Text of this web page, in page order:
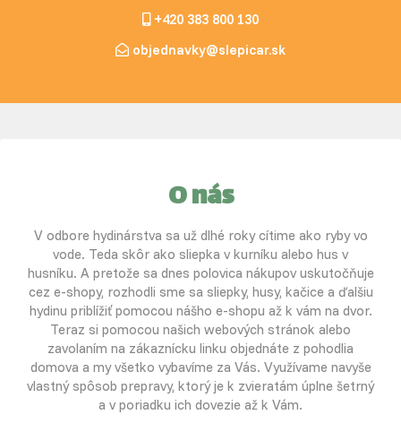
+420 383 800 130
objednavky@slepicar.sk
O nás
V odbore hydinárstva sa už dlhé roky cítime ako ryby vo
vode. Teda skôr ako sliepka v kurníku alebo hus v
husníku. A pretože sa dnes polovica nákupov uskutočňuje
cez e-shopy, rozhodli sme sa sliepky, husy, kačice a ďalšiu
hydinu priblížiť pomocou nášho e-shopu až k vám na dvor.
Teraz si pomocou našich webových stránok alebo
zavolaním na zákaznícku linku objednáte z pohodlia
domova a my všetko vybavíme za Vás. Využívame navyše
vlastný spôsob prepravy, ktorý je k zvieratám úplne šetrný
a v poriadku ich dovezie až k Vám.